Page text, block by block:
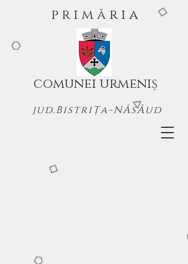
comunei urmeniș
p r i m ă r i a
jud.BistriȚa-NĂsĂud